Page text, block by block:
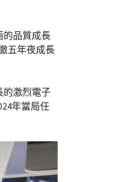
的品質成長
五年夜成長
的激烈電子
年當局任